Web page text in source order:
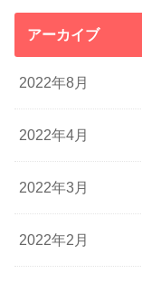
アーカイブ
2022年8月
2022年4月
2022年3月
2022年2月